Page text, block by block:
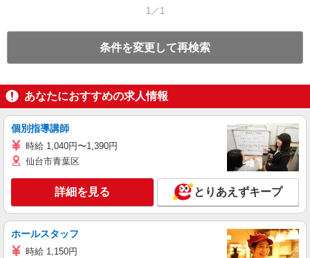
1／1
条件を変更して再検索
あなたにおすすめの求人情報
個別指導講師
時給 1,040円〜1,390円
仙台市青葉区
詳細を見る とりあえずキープ
ホールスタッフ
時給 1,150円